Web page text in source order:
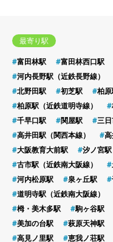
最寄り駅
富田林駅
富田林西口駅
河内長野駅（近鉄長野線）
北野田駅
初芝駅
柏原
柏原駅（近鉄道明寺線）
千早口駅
関屋駅 三
高井田駅（関西本線）
高
大阪教育大前駅
汐ノ宮駅
古市駅（近鉄南大阪線）
河内松原駅
泉ヶ丘駅
道明寺駅（近鉄南大阪線）
栂・美木多駅
駒ヶ谷駅
美加の台駅
萩原天神駅
高見ノ里駅
恵我ノ荘駅